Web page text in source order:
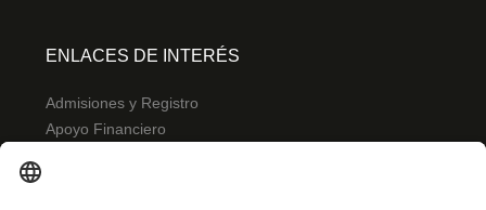
ENLACES DE INTERÉS
Admisiones y Registro
Apoyo Financiero